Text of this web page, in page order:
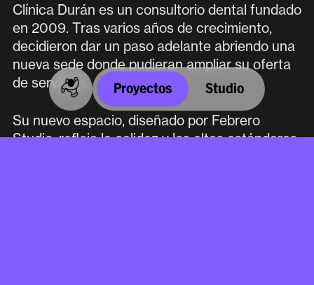
Proyectos Studio
Clínica Durán es un consultorio dental fundado
en 2009. Tras varios años de crecimiento,
decidieron dar un paso adelante abriendo una
nueva sede donde pudieran ampliar su oferta
de servicios.
Su nuevo espacio, diseñado por Febrero
Studio, refleja la calidez y los altos estándares
Paseo con lacultura,
laarquitecturay las
fundaciones